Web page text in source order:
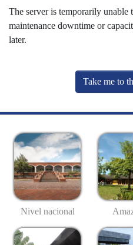
The server is temporarily unable
maintenance downtime or
later.
Take me to
Nivel nacional